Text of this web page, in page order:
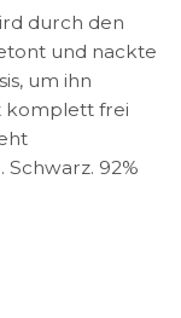
durch den
und nackte
um ihn
komplett frei
92%